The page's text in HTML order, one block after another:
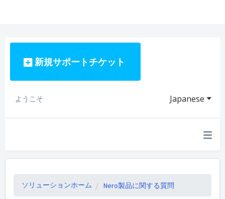
新規サポートチケット
Japanese
ようこそ
ソリューションホーム Nero製品に関する質問